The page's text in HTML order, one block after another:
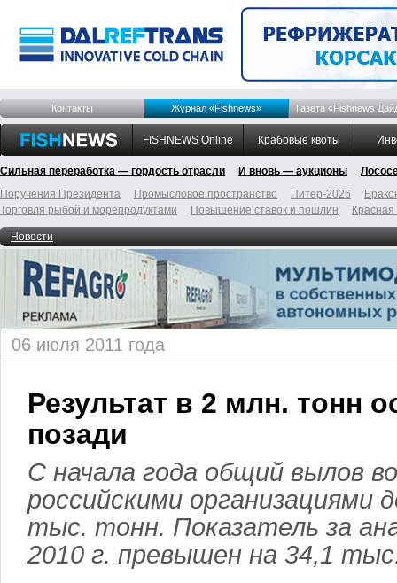
Контакты Журнал «Fishnews» Газета «Fishnews
FISHNEWS Online Крабовые квоты
Сильная переработка — гордость отрасли И вновь — аукционы
Поручения Президента
Промысловое пространство Питер-2026
Торговля рыбой и морепродуктами
Повышение ставок и пошлин
Новости
06 июля 2011 года
Результат в 2 млн. тонн
позади
С начала года общий вылов
российскими организациями
тыс. тонн. Показатель за
2010 г. превышен на 34,1